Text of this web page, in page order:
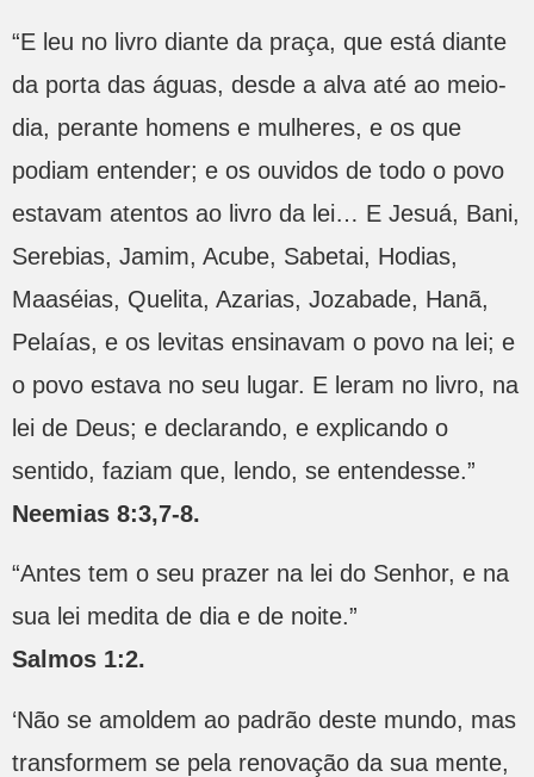
“E leu no livro diante da praça, que está diante
da porta das águas, desde a alva até ao meio-
dia, perante homens e mulheres, e os que
podiam entender; e os ouvidos de todo o povo
estavam atentos ao livro da lei… E Jesuá, Bani,
Serebias, Jamim, Acube, Sabetai, Hodias,
Maaséias, Quelita, Azarias, Jozabade, Hanã,
Pelaías, e os levitas ensinavam o povo na lei; e
o povo estava no seu lugar. E leram no livro, na
lei de Deus; e declarando, e explicando o
sentido, faziam que, lendo, se entendesse.”
Neemias 8:3,7-8.
“Antes tem o seu prazer na lei do Senhor, e na
sua lei medita de dia e de noite.”
Salmos 1:2.
‘Não se amoldem ao padrão deste mundo, mas
transformem se pela renovação da sua mente,